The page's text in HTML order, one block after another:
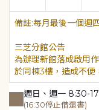
每月最後一個週
三芝分館公告
為辦理新館落成啟用
於同棟3樓，造成不便
週日、週一 8:30-
(16:30停止借還書)